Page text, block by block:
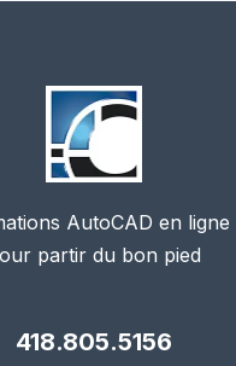
AutoCAD en ligne
partir du bon pied
418.805.5156